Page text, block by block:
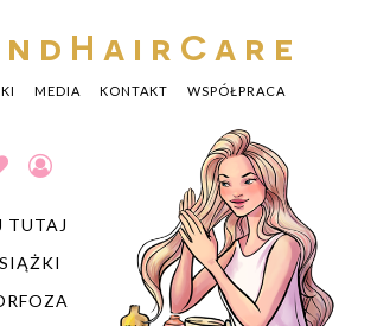
MEDIA KONTAKT WSPÓŁPRACA
TUTAJ